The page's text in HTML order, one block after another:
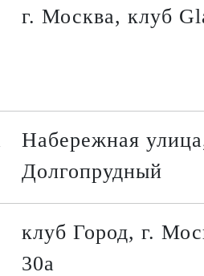
г. Москва, клуб
Набережная
Долгопрудный
клуб Город, г.
30а